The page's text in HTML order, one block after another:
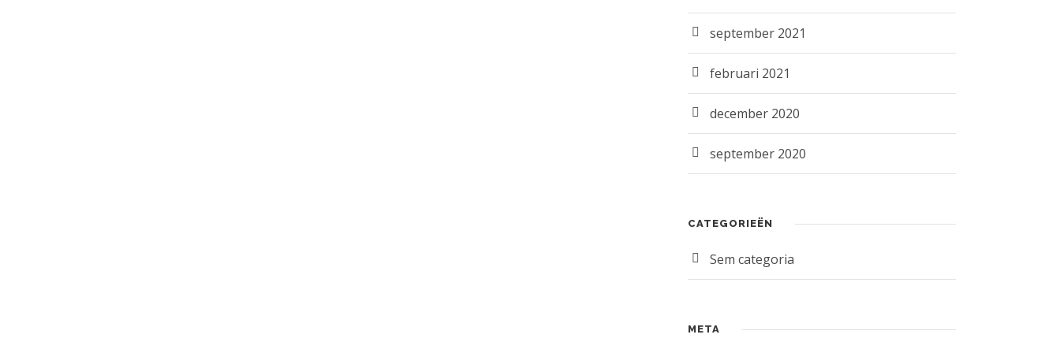
september 2021
februari 2021
december 2020
september 2020
CATEGORIEËN
Sem categoria
META